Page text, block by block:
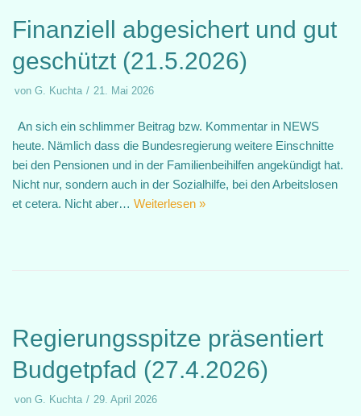
Finanziell abgesichert und gut
geschützt (21.5.2026)
von G. Kuchta 21. Mai 2026
An sich ein schlimmer Beitrag bzw. Kommentar in NEWS
heute. Nämlich dass die Bundesregierung weitere Einschnitte
bei den Pensionen und in der Familienbeihilfen angekündigt hat.
Nicht nur, sondern auch in der Sozialhilfe, bei den Arbeitslosen
et cetera. Nicht aber… Weiterlesen »
Regierungsspitze präsentiert
Budgetpfad (27.4.2026)
von G. Kuchta 29. April 2026